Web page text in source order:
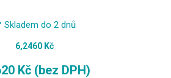
Skladem do 2 dnů
6,2460 Kč
Kč (bez DPH)